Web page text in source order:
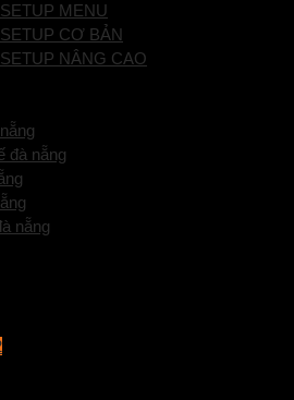
MENU
CƠ BẢN
NÂNG CAO
đà nẵng
nẵng